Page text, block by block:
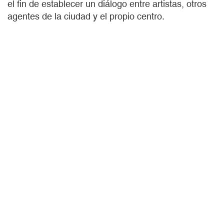
el fin de establecer un diálogo entre artistas, otros
agentes de la ciudad y el propio centro.